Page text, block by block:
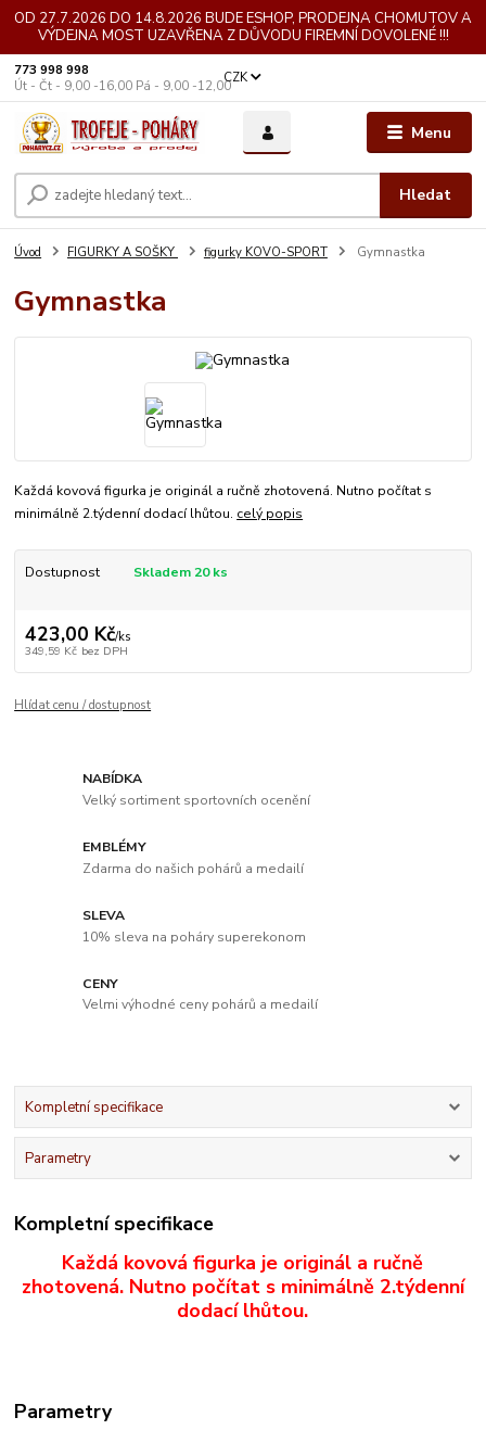
OD 27.7.2026 DO 14.8.2026 BUDE ESHOP, PRODEJNA CHOMUTOV A
VÝDEJNA MOST UZAVŘENA Z DŮVODU FIREMNÍ DOVOLENÉ !!!
Menu
CZK
Hledat
773 998 998
Út - Čt - 9,00 -16,00 Pá - 9,00 -12,00
Úvod FIGURKY A SOŠKY figurky KOVO-SPORT Gymnastka
Gymnastka
Každá kovová figurka je originál a ručně zhotovená. Nutno počítat s
minimálně 2.týdenní dodací lhůtou. celý popis
Dostupnost Skladem 20 ks
423,00 Kč/ks
349,59 Kč bez DPH
Hlídat cenu / dostupnost
NABÍDKA
Velký sortiment sportovních ocenění
EMBLÉMY
Zdarma do našich pohárů a medailí
SLEVA
10% sleva na poháry superekonom
CENY
Velmi výhodné ceny pohárů a medailí
Kompletní specifikace
Parametry
Kompletní specifikace
Každá kovová figurka je originál a ručně
zhotovená. Nutno počítat s minimálně 2.týdenní
dodací lhůtou.
Parametry